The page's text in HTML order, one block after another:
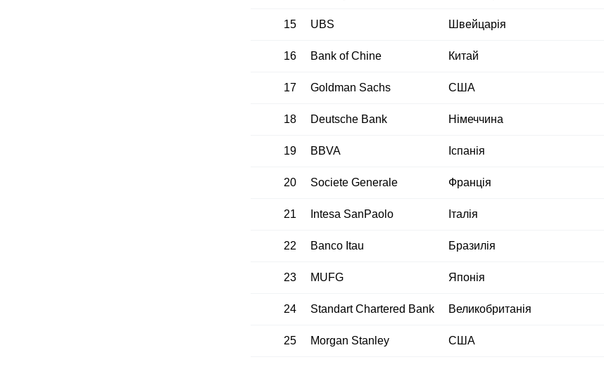
15 UBS Швейцарія
16 Bank of Chine Китай
17 Goldman Sachs США
18 Deutsche Bank Німеччина
19 BBVA Іспанія
20 Societe Generale Франція
21 Intesa SanPaolo Італія
22 Banco Itau Бразилія
23 MUFG Японія
24 Standart Chartered Bank Великобританія
25 Morgan Stanley США